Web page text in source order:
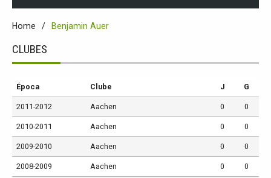
Home Benjamin Auer
CLUBES
Época Clube J G
2011-2012 Aachen 0 0
2010-2011 Aachen 0 0
2009-2010 Aachen 0 0
2008-2009 Aachen 0 0